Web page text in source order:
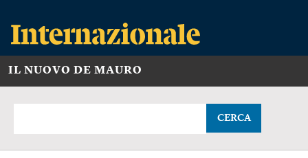
IL NUOVO DE MAURO
CERCA